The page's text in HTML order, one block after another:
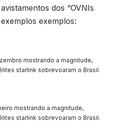
dos “OVNIs
exemplos:
mostrando a magnitude,
starlink sobrevoaram o Brasil.
mostrando a magnitude,
starlink sobrevoaram o Brasil.